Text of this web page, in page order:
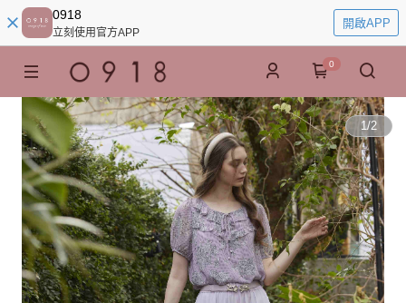
0918
立刻使用官方APP
開啟APP
0
1/2